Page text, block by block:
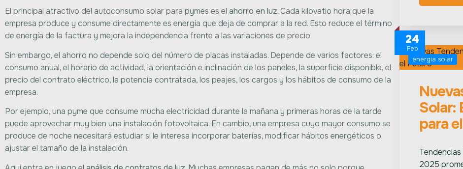
El principal atractivo del autoconsumo solar para pymes es el ahorro en luz. Cada kilovatio hora que la
empresa produce y consume directamente es energía que deja de comprar a la red. Esto reduce el término
de energía de la factura y mejora la independencia frente a las variaciones de precio.
Sin embargo, el ahorro no depende solo del número de placas instaladas. Depende de varios factores: el
consumo anual, el horario de actividad, la orientación e inclinación de los paneles, la superficie disponible, el
precio del contrato eléctrico, la potencia contratada, los peajes, los cargos y los hábitos de consumo de la
empresa.
Por ejemplo, una pyme que consume mucha electricidad durante la mañana y primeras horas de la tarde
puede aprovechar muy bien una instalación fotovoltaica. En cambio, una empresa cuyo mayor consumo se
produce de noche necesitará estudiar si le interesa incorporar baterías, modificar hábitos energéticos o
ajustar el tamaño de la instalación.
24
Feb
energia solar
Solar:
para
2025